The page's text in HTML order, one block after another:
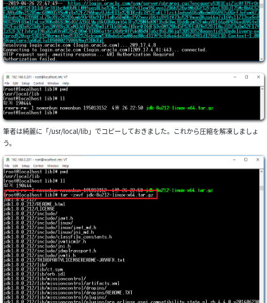
筆者は綺麗に「/usr/local/lib」でコピーしておきました。これから圧縮を解凍しましょ
う。